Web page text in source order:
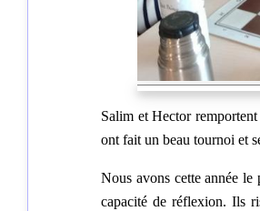
Salim et Hector
ont fait un beau tournoi et
Nous avons cette année le
capacité de réflexion. Ils